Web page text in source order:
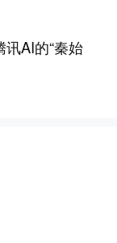
AI的“秦始